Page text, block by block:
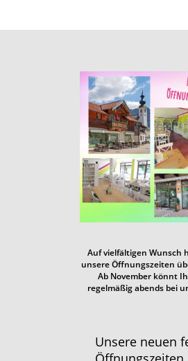
Auf vielfältigen Wunsch
unsere Öffnungszeiten
Ab November könnt
regelmäßig abends bei
Unsere neuen